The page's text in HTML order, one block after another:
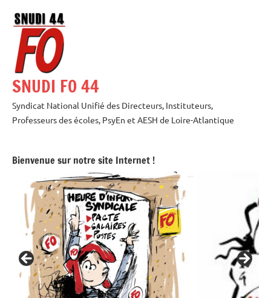
contenu
SNUDI FO 44
Syndicat National Unifié des Directeurs, Instituteurs,
Professeurs des écoles, PsyEn et AESH de Loire-Atlantique
Bienvenue sur notre site Internet !